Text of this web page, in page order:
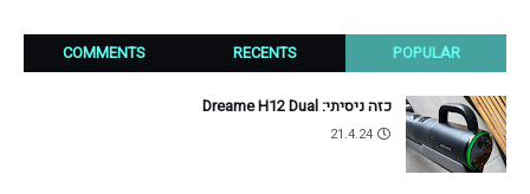
POPULAR
RECENTS
COMMENTS
כזה ניסיתי: Dreame H12 Dual
21.4.24